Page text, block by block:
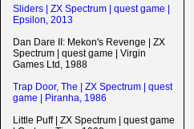
Sliders | ZX Spectrum | quest game |
Epsilon, 2013
Dan Dare II: Mekon's Revenge | ZX
Spectrum | quest game | Virgin
Games Ltd, 1988
Trap Door, The | ZX Spectrum | quest
game | Piranha, 1986
Little Puff | ZX Spectrum | quest game